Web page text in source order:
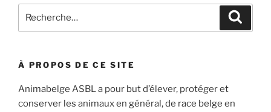
pour
À PROPOS DE CE SITE
Animabelge ASBL a pour but d’élever, protéger et
conserver les animaux en général, de race belge en